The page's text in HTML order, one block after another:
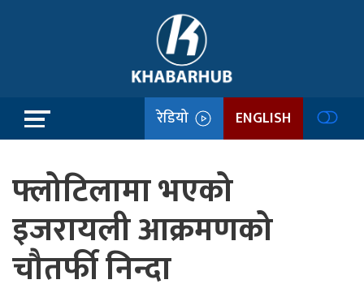
रेडियो ENGLISH
फ्लोटिलामा भएको
इजरायली आक्रमणको
चौतर्फी निन्दा